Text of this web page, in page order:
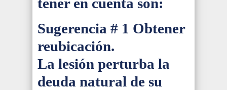
Sugerencia # 1 Obtener
reubicación.
La lesión perturba la
deuda natural de su